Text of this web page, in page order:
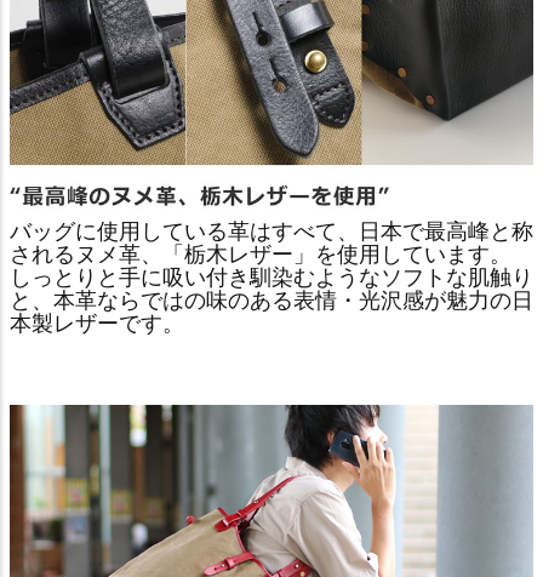
バッグに使用している革はすべて、日本で最高峰と称
されるヌメ革、「栃木レザー」を使用しています。
しっとりと手に吸い付き馴染むようなソフトな肌触り
と、本革ならではの味のある表情・光沢感が魅力の日
本製レザーです。